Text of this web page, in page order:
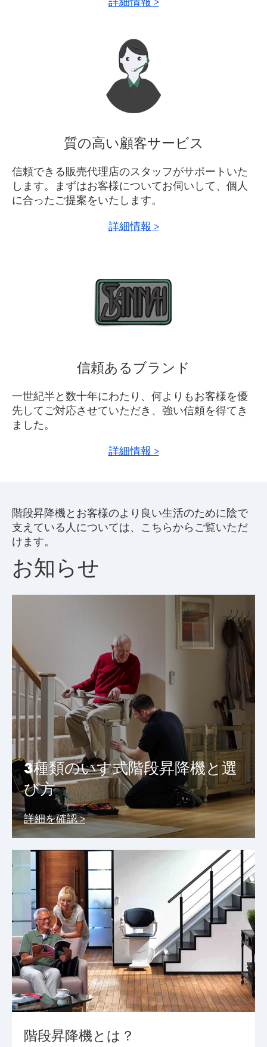
質の高い顧客サービス
信頼できる販売代理店のスタッフがサポートいた
します。まずはお客様についてお伺いして、個人
に合ったご提案をいたします。
詳細情報 >
信頼あるブランド
一世紀半と数十年にわたり、何よりもお客様を優
先してご対応させていただき、強い信頼を得てき
ました。
詳細情報 >
階段昇降機とお客様のより良い生活のために陰で
支えている人については、こちらからご覧いただ
けます。
お知らせ
3種類のいす式階段昇降機と選
び方
詳細を確認 >
階段昇降機とは？